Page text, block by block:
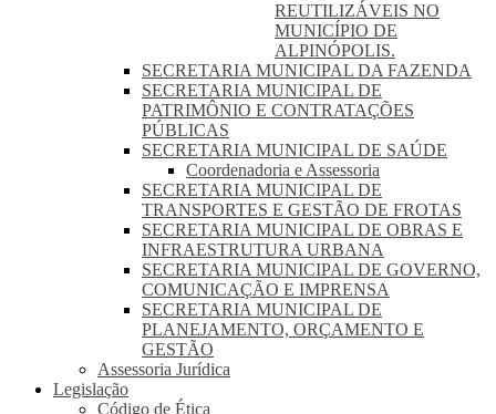
REUTILIZÁVEIS NO
MUNICÍPIO DE
ALPINÓPOLIS.
SECRETARIA MUNICIPAL DA FAZENDA
SECRETARIA MUNICIPAL DE
PATRIMÔNIO E CONTRATAÇÕES
PÚBLICAS
SECRETARIA MUNICIPAL DE SAÚDE
Coordenadoria e Assessoria
SECRETARIA MUNICIPAL DE
TRANSPORTES E GESTÃO DE FROTAS
SECRETARIA MUNICIPAL DE OBRAS E
INFRAESTRUTURA URBANA
SECRETARIA MUNICIPAL DE GOVERNO,
COMUNICAÇÃO E IMPRENSA
SECRETARIA MUNICIPAL DE
PLANEJAMENTO, ORÇAMENTO E
GESTÃO
Assessoria Jurídica
Legislação
Código de Ética